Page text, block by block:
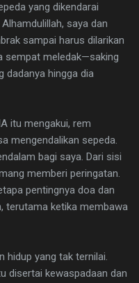
yang dikendarai
saya dan
sampai harus dilarikan
sempat meledak—saking
dadanya hingga dia
itu mengakui, rem
mengendalikan sepeda.
bagi saya. Dari sisi
memberi peringatan.
pentingnya doa dan
terutama ketika membawa
yang tak ternilai.
disertai kewaspadaan dan